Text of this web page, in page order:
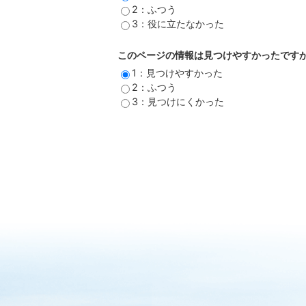
2：ふつう
3：役に立たなかった
このページの情報は見つけやすかったです
1：見つけやすかった
2：ふつう
3：見つけにくかった